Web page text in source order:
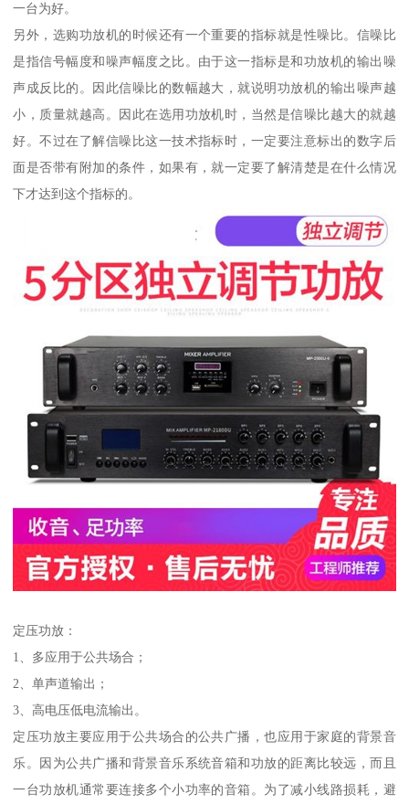
一台为好。
另外，选购功放机的时候还有一个重要的指标就是性噪比。信噪比
是指信号幅度和噪声幅度之比。由于这一指标是和功放机的输出噪
声成反比的。因此信噪比的数幅越大，就说明功放机的输出噪声越
小，质量就越高。因此在选用功放机时，当然是信噪比越大的就越
好。不过在了解信噪比这一技术指标时，一定要注意标出的数字后
面是否带有附加的条件，如果有，就一定要了解清楚是在什么情况
下才达到这个指标的。
定压功放：
1、多应用于公共场合；
2、单声道输出；
3、高电压低电流输出。
定压功放主要应用于公共场合的公共广播，也应用于家庭的背景音
乐。因为公共广播和背景音乐系统音箱和功放的距离比较远，而且
一台功放机通常要连接多个小功率的音箱。为了减小线路损耗，避